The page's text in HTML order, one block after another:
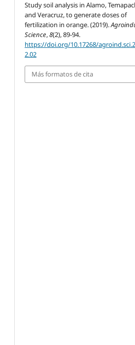
Study soil analysis in Alamo,
and Veracruz, to generate doses of
fertilization in orange. (2019).
Science,8(2), 89-94.
https://doi.org/10.17268/
2.02
Más formatos de cita